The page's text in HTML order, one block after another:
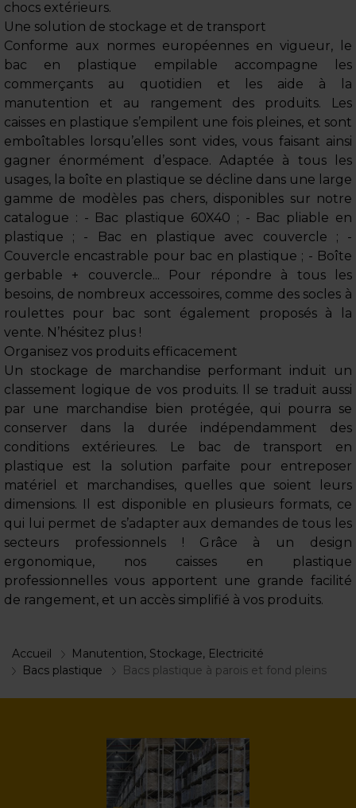
chocs extérieurs.
Une solution de stockage et de transport
Conforme aux normes européennes en vigueur, le
bac en plastique empilable accompagne les
commerçants au quotidien et les aide à la
manutention et au rangement des produits. Les
caisses en plastique s’empilent une fois pleines, et sont
emboîtables lorsqu’elles sont vides, vous faisant ainsi
gagner énormément d’espace. Adaptée à tous les
usages, la boîte en plastique se décline dans une large
gamme de modèles pas chers, disponibles sur notre
catalogue : - Bac plastique 60X40 ; - Bac pliable en
plastique ; - Bac en plastique avec couvercle ; -
Couvercle encastrable pour bac en plastique ; - Boîte
gerbable + couvercle... Pour répondre à tous les
besoins, de nombreux accessoires, comme des socles à
roulettes pour bac sont également proposés à la
vente. N’hésitez plus !
Organisez vos produits efficacement
Un stockage de marchandise performant induit un
classement logique de vos produits. Il se traduit aussi
par une marchandise bien protégée, qui pourra se
conserver dans la durée indépendamment des
conditions extérieures. Le bac de transport en
plastique est la solution parfaite pour entreposer
matériel et marchandises, quelles que soient leurs
dimensions. Il est disponible en plusieurs formats, ce
qui lui permet de s’adapter aux demandes de tous les
secteurs professionnels ! Grâce à un design
ergonomique, nos caisses en plastique
professionnelles vous apportent une grande facilité
de rangement, et un accès simplifié à vos produits.
Accueil
Manutention, Stockage, Electricité
Bacs plastique
Bacs plastique à parois et fond pleins